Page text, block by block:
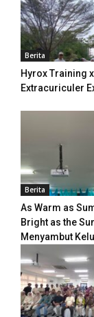
Berita
Hyrox Training x
Extracuriculer
Berita
As Warm as
Bright as the
Menyambut